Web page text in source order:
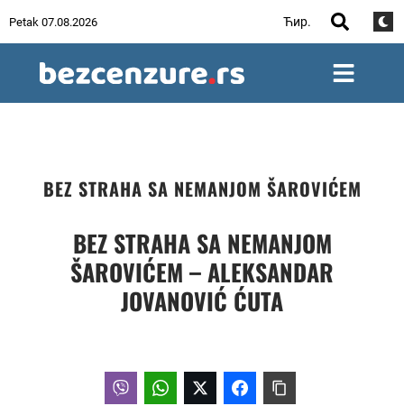
Petak 07.08.2026 Ћир.
BEZ STRAHA SA NEMANJOM ŠAROVIĆEM
BEZ STRAHA SA NEMANJOM
ŠAROVIĆEM – ALEKSANDAR
JOVANOVIĆ ĆUTA